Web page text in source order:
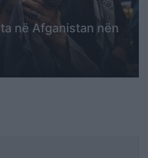
në Afganistan nën